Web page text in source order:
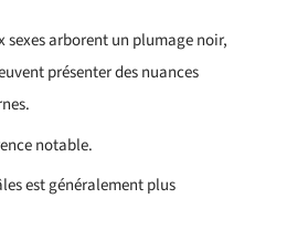
sexes arborent un plumage noir,
présenter des nuances
notable.
est généralement plus